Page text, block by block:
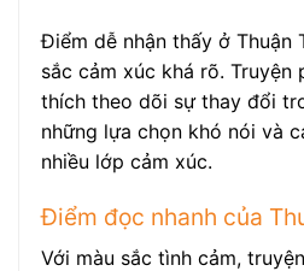
Điểm dễ nhận thấy ở Thuận
sắc cảm xúc khá rõ. Truyện
thích theo dõi sự thay đổi
những lựa chọn khó nói và
nhiều lớp cảm xúc.
Điểm đọc nhanh của
Với màu sắc tình cảm,